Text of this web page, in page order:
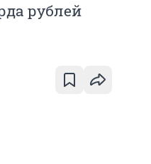
рублей